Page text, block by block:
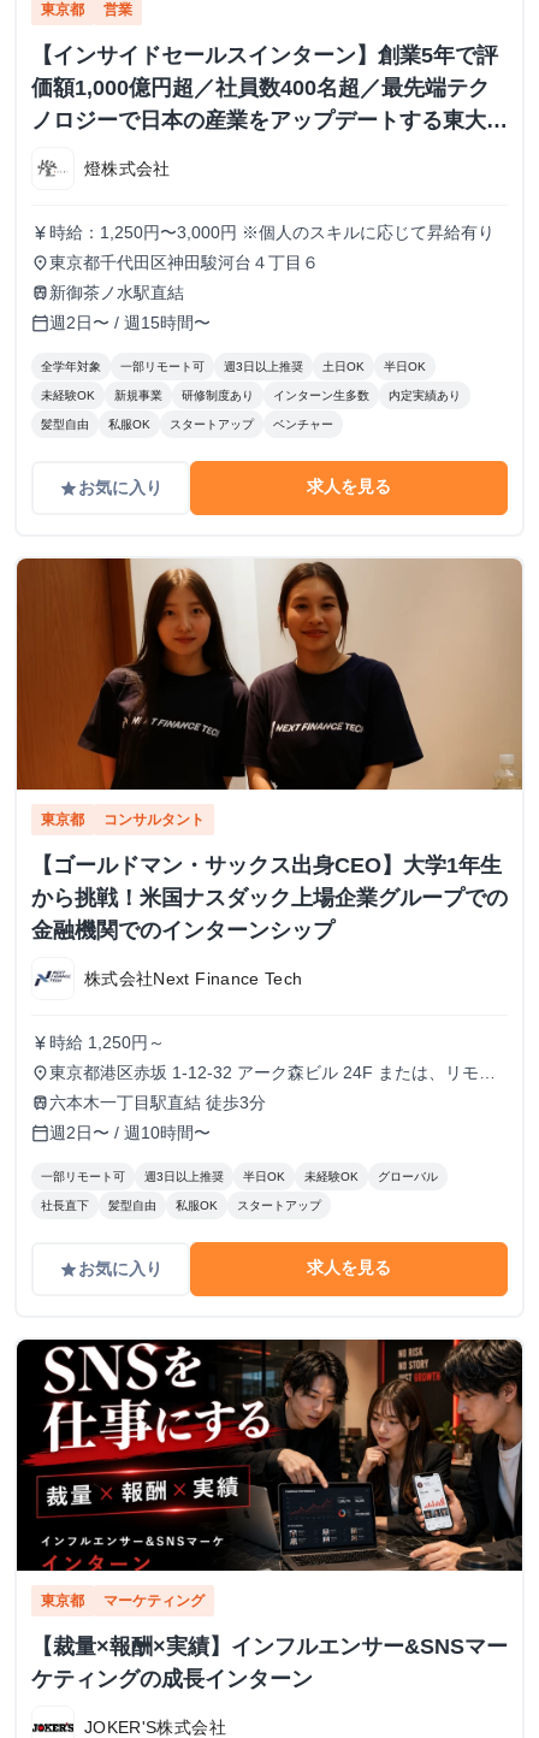
東京都 営業
【インサイドセールスインターン】創業5年で評
価額1,000億円超／社員数400名超／最先端テク
ノロジーで日本の産業をアップデートする東大発
AIスタートアップ
燈株式会社
currency_yen 時給：1,250円〜3,000円 ※個人のスキルに応じて昇給有り
place東京都千代田区神田駿河台４丁目６
train 新御茶ノ水駅直結
calendar_today週2日〜 / 週15時間〜
全学年対象 一部リモート可 週3日以上推奨 土日OK 半日OK
未経験OK 新規事業 研修制度あり インターン生多数 内定実績あり
髪型自由 私服OK スタートアップ ベンチャー
gradeお気に入り 求人を見る
東京都 コンサルタント
【ゴールドマン・サックス出身CEO】大学1年生
から挑戦！米国ナスダック上場企業グループでの
金融機関でのインターンシップ
株式会社Next Finance Tech
currency_yen 時給 1,250円～
place東京都港区赤坂 1-12-32 アーク森ビル 24F または、リモー
ト
train六本木一丁目駅直結 徒歩3分
calendar_today週2日〜 / 週10時間〜
一部リモート可 週3日以上推奨 半日OK 未経験OK グローバル
社長直下 髪型自由 私服OK スタートアップ
gradeお気に入り 求人を見る
東京都 マーケティング
【裁量×報酬×実績】インフルエンサー&SNSマー
ケティングの成長インターン
JOKER'S株式会社